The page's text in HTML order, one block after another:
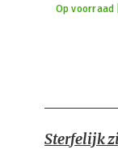
Op voorraad
Sterfelijk